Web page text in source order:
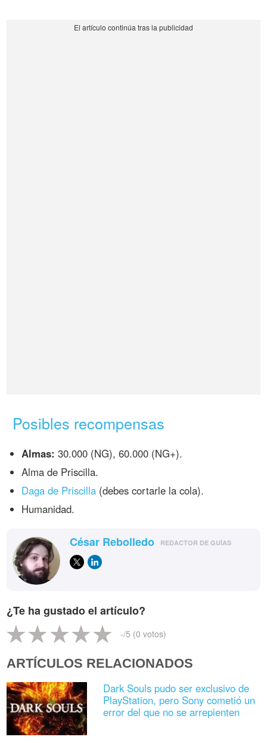
Posibles recompensas
Almas: 30.000 (NG), 60.000 (NG+).
Alma de Priscilla.
Daga de Priscilla (debes cortarle la cola).
Humanidad.
César Rebolledo REDACTOR DE GUÍAS
¿Te ha gustado el artículo?
-/5 (0 votos)
ARTÍCULOS RELACIONADOS
Dark Souls pudo ser exclusivo de
PlayStation, pero Sony cometió un
error del que no se arrepienten